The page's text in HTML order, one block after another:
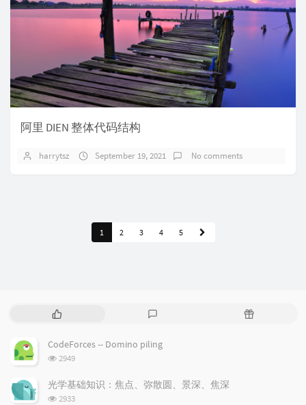
阿里 DIEN 整体代码结构
harrytsz September 19, 2021 No comments
1 2 3 4 5
P
p
u
a
r
e
t
R
CodeForces -- Domino piling
浏
次
数:
2949
光学基础知识：焦点、弥散圆、景深、焦深
浏
2933